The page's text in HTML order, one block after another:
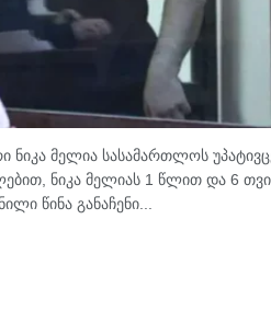
მელია სასამართლოს
ნიკა მელიას 1 წლით და 6
წინა განაჩენი...